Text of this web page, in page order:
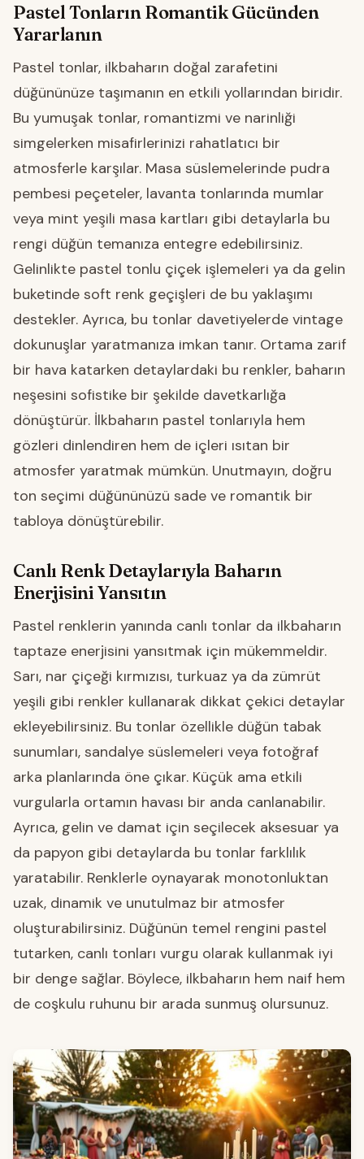
Pastel Tonların Romantik Gücünden
Yararlanın
Pastel tonlar, ilkbaharın doğal zarafetini
düğününüze taşımanın en etkili yollarından biridir.
Bu yumuşak tonlar, romantizmi ve narinliği
simgelerken misafirlerinizi rahatlatıcı bir
atmosferle karşılar. Masa süslemelerinde pudra
pembesi peçeteler, lavanta tonlarında mumlar
veya mint yeşili masa kartları gibi detaylarla bu
rengi düğün temanıza entegre edebilirsiniz.
Gelinlikte pastel tonlu çiçek işlemeleri ya da gelin
buketinde soft renk geçişleri de bu yaklaşımı
destekler. Ayrıca, bu tonlar davetiyelerde vintage
dokunuşlar yaratmanıza imkan tanır. Ortama zarif
bir hava katarken detaylardaki bu renkler, baharın
neşesini sofistike bir şekilde davetkarlığa
dönüştürür. İlkbaharın pastel tonlarıyla hem
gözleri dinlendiren hem de içleri ısıtan bir
atmosfer yaratmak mümkün. Unutmayın, doğru
ton seçimi düğününüzü sade ve romantik bir
tabloya dönüştürebilir.
Canlı Renk Detaylarıyla Baharın
Enerjisini Yansıtın
Pastel renklerin yanında canlı tonlar da ilkbaharın
taptaze enerjisini yansıtmak için mükemmeldir.
Sarı, nar çiçeği kırmızısı, turkuaz ya da zümrüt
yeşili gibi renkler kullanarak dikkat çekici detaylar
ekleyebilirsiniz. Bu tonlar özellikle düğün tabak
sunumları, sandalye süslemeleri veya fotoğraf
arka planlarında öne çıkar. Küçük ama etkili
vurgularla ortamın havası bir anda canlanabilir.
Ayrıca, gelin ve damat için seçilecek aksesuar ya
da papyon gibi detaylarda bu tonlar farklılık
yaratabilir. Renklerle oynayarak monotonluktan
uzak, dinamik ve unutulmaz bir atmosfer
oluşturabilirsiniz. Düğünün temel rengini pastel
tutarken, canlı tonları vurgu olarak kullanmak iyi
bir denge sağlar. Böylece, ilkbaharın hem naif hem
de coşkulu ruhunu bir arada sunmuş olursunuz.